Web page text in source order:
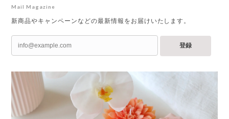
Mail Magazine
新商品やキャンペーンなどの最新情報をお届けいたします。
登録